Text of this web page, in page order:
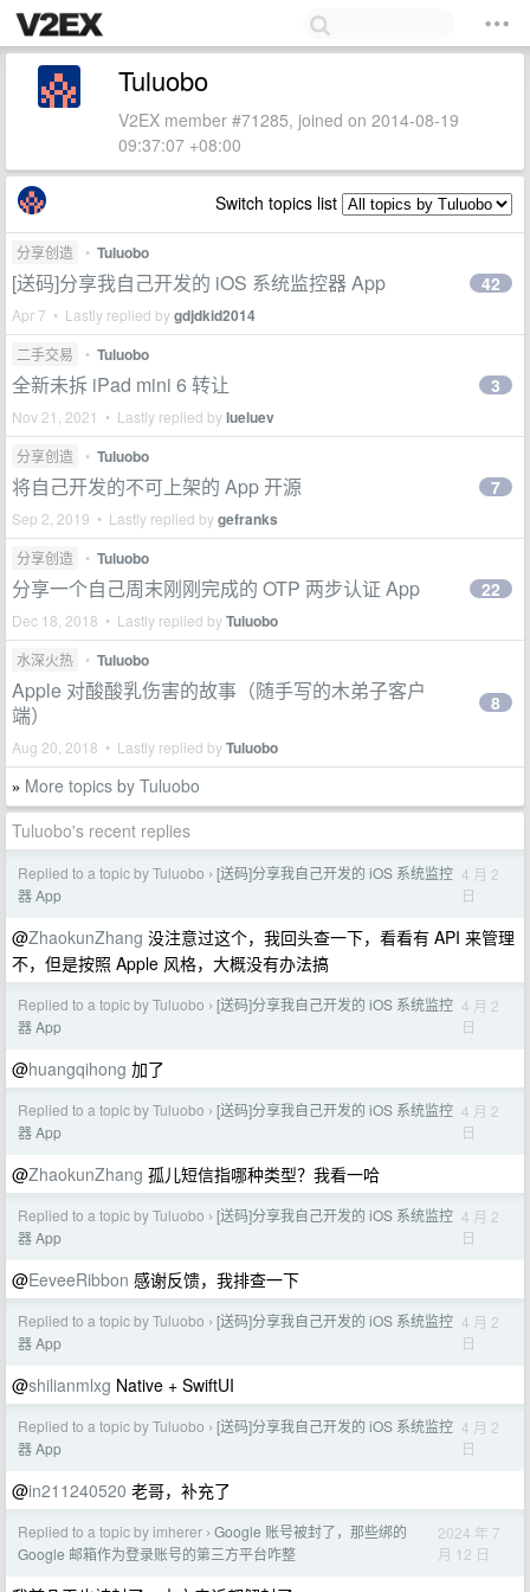
Tuluobo
V2EX member #71285, joined on 2014-08-19
09:37:07 +08:00
Switch topics list
分享创造 • Tuluobo
[送码]分享我自己开发的 iOS 系统监控器 App
Apr 7 • Lastly replied bygdjdkid2014
42
二手交易 • Tuluobo
全新未拆 iPad mini 6 转让
Nov 21, 2021 • Lastly replied bylueluev
3
分享创造 • Tuluobo
将自己开发的不可上架的 App 开源
Sep 2, 2019 • Lastly replied bygefranks
7
分享创造 • Tuluobo
分享一个自己周末刚刚完成的 OTP 两步认证 App
Dec 18, 2018 • Lastly replied byTuluobo
22
水深火热 • Tuluobo
Apple 对酸酸乳伤害的故事（随手写的木弟子客户
端）
Aug 20, 2018 • Lastly replied byTuluobo
8
» More topics by Tuluobo
Tuluobo's recent replies
Replied to a topic by Tuluobo › [送码]分享我自己开发的 iOS 系统监控
器 App
4 月 2
日
@ZhaokunZhang 没注意过这个，我回头查一下，看看有 API 来管理
不，但是按照 Apple 风格，大概没有办法搞
Replied to a topic by Tuluobo › [送码]分享我自己开发的 iOS 系统监控
器 App
4 月 2
日
@huangqihong 加了
Replied to a topic by Tuluobo › [送码]分享我自己开发的 iOS 系统监控
器 App
4 月 2
日
@ZhaokunZhang 孤儿短信指哪种类型？我看一哈
Replied to a topic by Tuluobo › [送码]分享我自己开发的 iOS 系统监控
器 App
4 月 2
日
@EeveeRibbon 感谢反馈，我排查一下
Replied to a topic by Tuluobo › [送码]分享我自己开发的 iOS 系统监控
器 App
4 月 2
日
@shilianmlxg Native + SwiftUI
Replied to a topic by Tuluobo › [送码]分享我自己开发的 iOS 系统监控
器 App
4 月 2
日
@in211240520 老哥，补充了
Replied to a topic by imherer › Google 账号被封了，那些绑的
Google 邮箱作为登录账号的第三方平台咋整
2024 年 7
月 12 日